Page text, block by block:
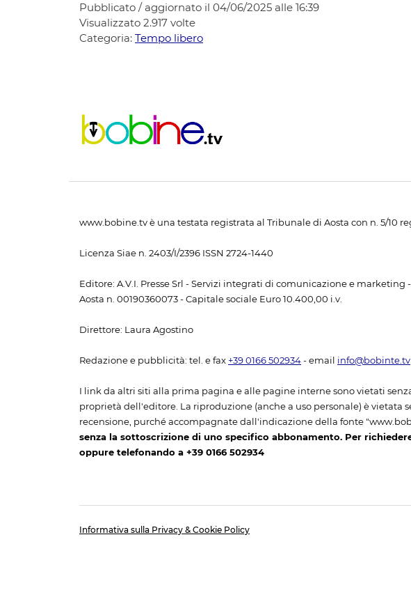
Pubblicato / aggiornato il 04/06/2025 alle 16:39
Visualizzato 2.917 volte
Categoria: Tempo libero
www.bobine.tv è una testata registrata al Tribunale di Aosta con n. 5/10
Licenza Siae n. 2403/I/2396 ISSN 2724-1440
Editore: A.V.I. Presse Srl - Servizi integrati di comunicazione e marketing
Aosta n. 00190360073 - Capitale sociale Euro 10.400,00 i.v.
Direttore: Laura Agostino
Redazione e pubblicità: tel. e fax +39 0166 502934 - email info@bobinte.tv
I link da altri siti alla prima pagina e alle pagine interne sono vietati
proprietà dell'editore. La riproduzione (anche a uso personale) è vietata
recensione, purché accompagnate dall'indicazione della fonte
senza la sottoscrizione di uno specifico abbonamento. Per
oppure telefonando a +39 0166 502934
Informativa sulla Privacy & Cookie Policy